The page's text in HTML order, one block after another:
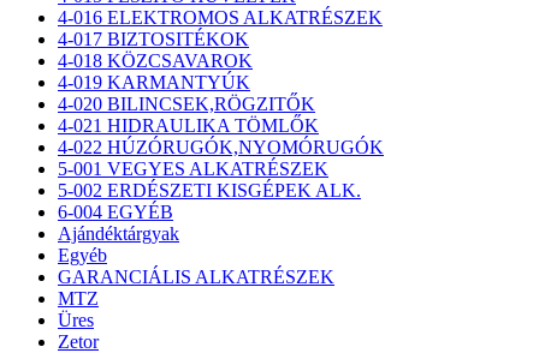
4-016 ELEKTROMOS ALKATRÉSZEK
4-017 BIZTOSITÉKOK
4-018 KÖZCSAVAROK
4-019 KARMANTYÚK
4-020 BILINCSEK,RÖGZITŐK
4-021 HIDRAULIKA TÖMLŐK
4-022 HÚZÓRUGÓK,NYOMÓRUGÓK
5-001 VEGYES ALKATRÉSZEK
5-002 ERDÉSZETI KISGÉPEK ALK.
6-004 EGYÉB
Ajándéktárgyak
Egyéb
GARANCIÁLIS ALKATRÉSZEK
MTZ
Üres
Zetor